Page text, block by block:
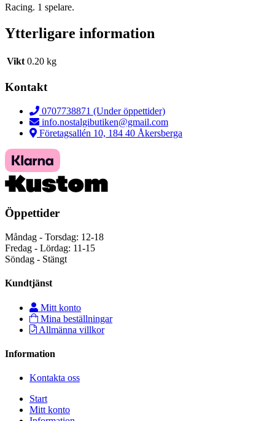
Racing. 1 spelare.
Ytterligare information
Vikt 0.20 kg
Kontakt
0707738871 (Under öppettider)
info.nostalgibutiken@gmail.com
Företagsallén 10, 184 40 Åkersberga
Öppettider
Måndag - Torsdag: 12-18
Fredag - Lördag: 11-15
Söndag - Stängt
Kundtjänst
Mitt konto
Mina beställningar
Allmänna villkor
Information
Kontakta oss
Start
Mitt konto